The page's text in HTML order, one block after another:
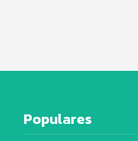
Populares